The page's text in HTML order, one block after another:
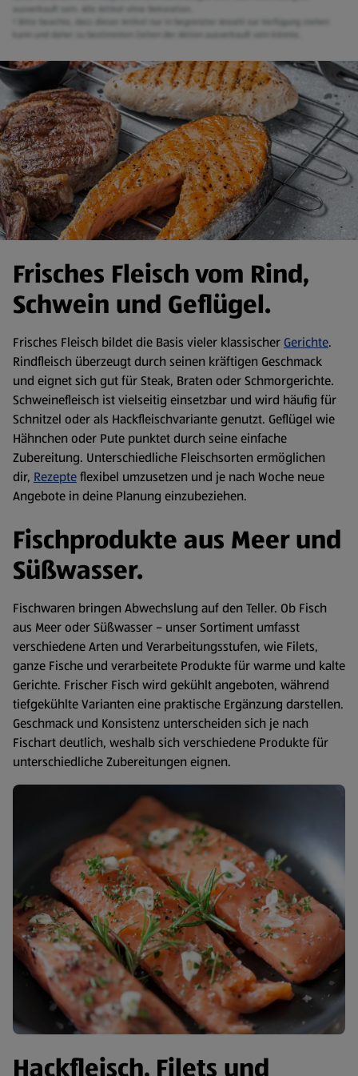
Frisches Fleisch vom Rind,
Schwein und Geflügel.
Frisches Fleisch bildet die Basis vieler klassischer Gerichte.
Rindfleisch überzeugt durch seinen kräftigen Geschmack
und eignet sich gut für Steak, Braten oder Schmorgerichte.
Schweinefleisch ist vielseitig einsetzbar und wird häufig für
Schnitzel oder als Hackfleischvariante genutzt. Geflügel wie
Hähnchen oder Pute punktet durch seine einfache
Zubereitung. Unterschiedliche Fleischsorten ermöglichen
dir, Rezepteflexibel umzusetzen und je nach Woche neue
Angebote in deine Planung einzubeziehen.
Fischprodukte aus Meer und
Süßwasser.
Fischwaren bringen Abwechslung auf den Teller. Ob Fisch
aus Meer oder Süßwasser – unser Sortiment umfasst
verschiedene Arten und Verarbeitungsstufen, wie Filets,
ganze Fische und verarbeitete Produkte für warme und kalte
Gerichte. Frischer Fisch wird gekühlt angeboten, während
tiefgekühlte Varianten eine praktische Ergänzung darstellen.
Geschmack und Konsistenz unterscheiden sich je nach
Fischart deutlich, weshalb sich verschiedene Produkte für
unterschiedliche Zubereitungen eignen.
Hackfleisch, Filets und